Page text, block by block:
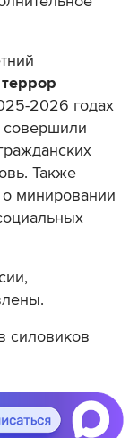
2026 годах
Также
минировании
силовиков